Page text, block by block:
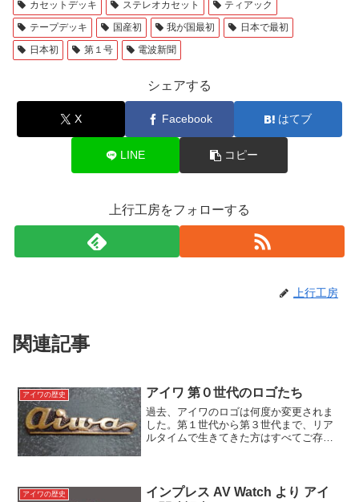
カセットデッキ
ステレオカセット
ティアック
テープデッキ
国産初 我が国最初
日本で最初
日本初
第１号 電波新聞
シェアする
X Facebook はてブ
LINE コピー
上行工房をフォローする
上行工房
関連記事
アイワの歴史 アイワ 第０世代のロゴたち
過去、アイワのロゴは何度か変更されま
した。第１世代から第３世代まで、リア
ルタイムで生きてきた方はすべてご存知
在していました。ここでは...
アイワの歴史
インプレス AV Watch より アイ